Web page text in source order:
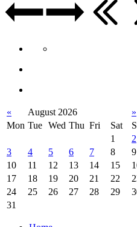
« August 2026
»
Mon Tue Wed Thu Fri Sat
1
2
3
4 5 6 7 8
9
10
11 12 13 14 15
17
18 19 20 21 22
24
25 26 27 28 29
31